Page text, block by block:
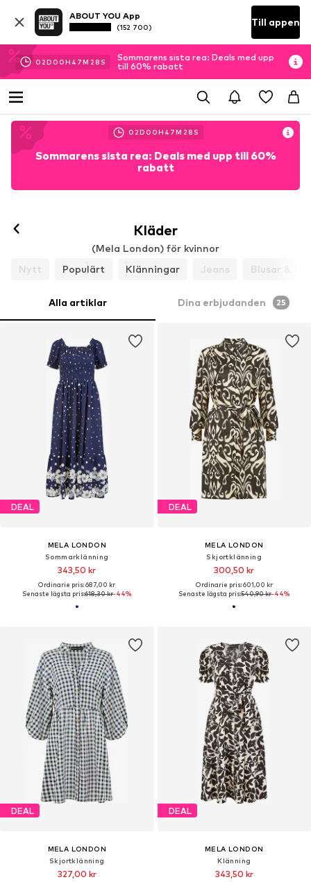
ABOUT YOU App
(152 700) Till appen
02D 00H 47M 27 S
Sommarens sista rea: Deals med upp
till 60% rabatt
02D 00H 47M 27 S
Sommarens sista rea: Deals med upp till 60%
rabatt
Kläder
(Mela London) för kvinnor
Nytt
Populärt Klänningar Jeans Blusar &
Alla artiklar Dina erbjudanden 25
DEAL
MELA LONDON
Sommarklänning
343,50 kr
Ordinarie pris: 687,00 kr
Senaste lägsta pris:618,30 kr-44%
DEAL
MELA LONDON
Skjortklänning
300,50 kr
Ordinarie pris: 601,00 kr
Senaste lägsta pris:540,90 kr-44%
DEAL
MELA LONDON
Skjortklänning
327,00 kr
DEAL
MELA LONDON
Klänning
343,50 kr